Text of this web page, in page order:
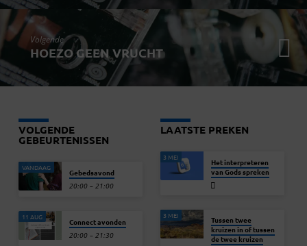
Volgende
HOEZO GEEN VRUCHT
VOLGENDE
GEBEURTENISSEN
VANDAAG Gebedsavond
20:00 – 21:00
11 AUG Connect avonden
20:00 – 21:30
LAATSTE PREKEN
3 MEI
Het interpreteren
van Gods spreken
3 MEI
Tussen twee
kruizen in of tussen
de twee kruizen